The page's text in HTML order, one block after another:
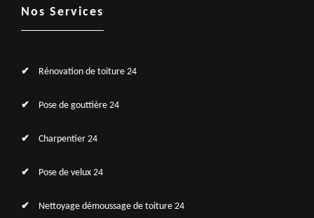
Nos Services
Rénovation de toiture 24
Pose de gouttière 24
Charpentier 24
Pose de velux 24
Nettoyage démoussage de toiture 24